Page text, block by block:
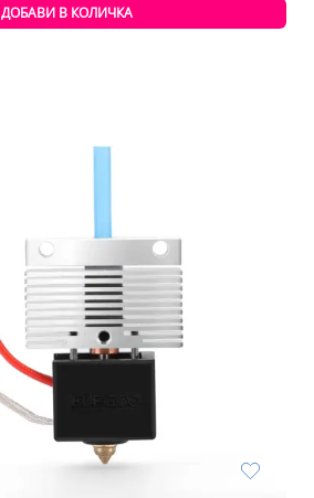
ДОБАВИ В КОЛИЧКА